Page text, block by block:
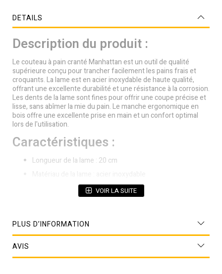
DETAILS
Description du produit :
Le couteau à pain cranté Manhattan est un outil de qualité
supérieure conçu pour trancher facilement les pains frais et
croquants. La lame est en acier inoxydable de haute qualité,
offrant une excellente durabilité et une résistance à la corrosion.
Les dents de la lame sont fines pour offrir une coupe précise et
lisse, sans abîmer la mie du pain. Le manche ergonomique en
bois offre une excellente prise en main et un confort optimal
lors de l'utilisation.
Caractéristiques :
Longueur de la lame : 20 cm
Matériau du manche : boisVOIR LA SUITE
PLUS D’INFORMATION
AVIS